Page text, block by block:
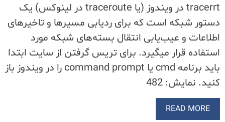
tracerrt در ویندوز (یا traceroute در لینوکس) یک
دستور شبکه است که برای ردیابی مسیرها و تاخیرهای
اطلاعات و عیب‌یابی انتقال بسته‌های شبکه مورد
استفاده قرار میگیرد. برای تریس گرفتن از سایت ابتدا
باید برنامه cmd یا command prompt را در ویندوز باز
کنید. نمایش: 482
READ MORE